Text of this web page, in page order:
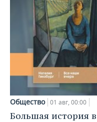
Общество 01 авг, 00:00
Большая история